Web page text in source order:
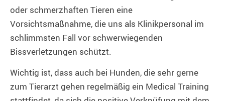
oder schmerzhaften Tieren eine
Vorsichtsmaßnahme, die uns als Klinikpersonal im
schlimmsten Fall vor schwerwiegenden
Bissverletzungen schützt.
Wichtig ist, dass auch bei Hunden, die sehr gerne
zum Tierarzt gehen regelmäßig ein Medical Training